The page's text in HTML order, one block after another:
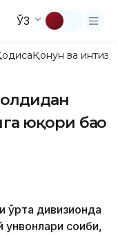
ЎЗ
Қонун ва
юқори баҳо
ўрта дивизионда
соҳиби,